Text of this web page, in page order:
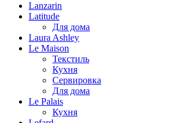
Lanzarin
Latitude
Для дома
Laura Ashley
Le Maison
Текстиль
Кухня
Сервировка
Для дома
Le Palais
Кухня